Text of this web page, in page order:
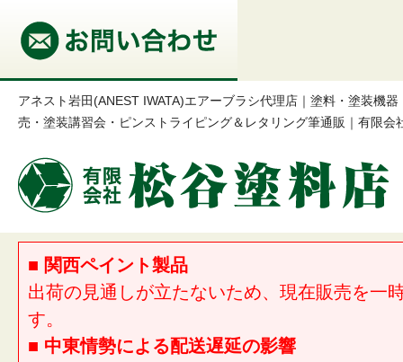
アネスト岩田(ANEST IWATA)エアーブラシ代理店｜塗料・塗装機
売・塗装講習会・ピンストライピング＆レタリング筆通販｜有限会
■ 関西ペイント製品
出荷の見通しが立たないため、現在販売を一
す。
■ 中東情勢による配送遅延の影響